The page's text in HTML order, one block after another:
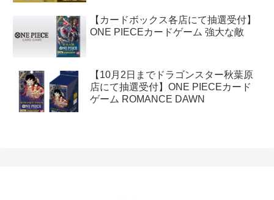
【カードボックス各店にて抽選受付】
ONE PIECEカードゲーム 強大な敵
【10月2日までドラゴンスター秋葉原
店にて抽選受付】ONE PIECEカード
ゲーム ROMANCE DAWN